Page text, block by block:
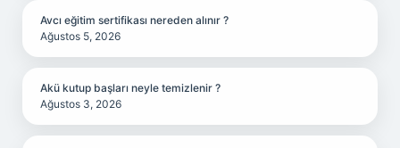
Avcı eğitim sertifikası nereden alınır ?
Ağustos 5, 2026
Akü kutup başları neyle temizlenir ?
Ağustos 3, 2026